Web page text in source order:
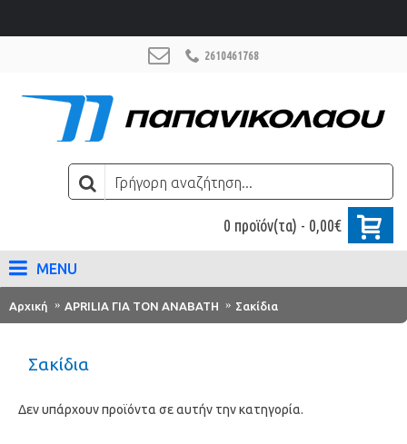
2610461768
0 προϊόν(τα) - 0,00€
MENU
Αρχική APRILIA ΓΙΑ ΤΟΝ ΑΝΑΒΑΤΗ Σακίδια
Σακίδια
Δεν υπάρχουν προϊόντα σε αυτήν την κατηγορία.